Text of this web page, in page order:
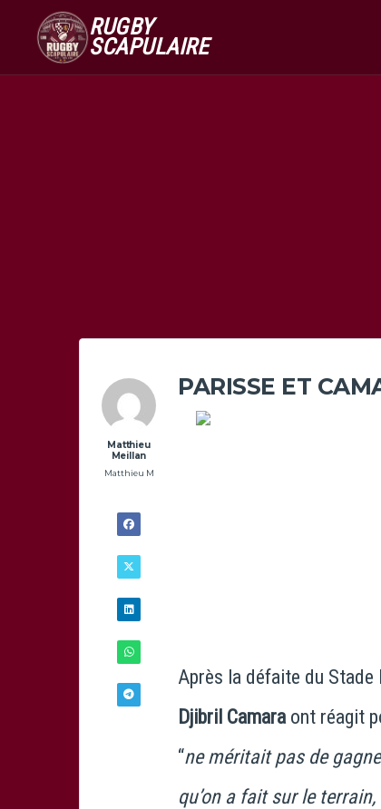
RUGBY
SCAPULAIRE
Matthieu
Meillan
Matthieu M
PARISSE ET
Après la défaite du Stade
Djibril Camara ont réagit
“ne méritait pas de
qu’on a fait sur le